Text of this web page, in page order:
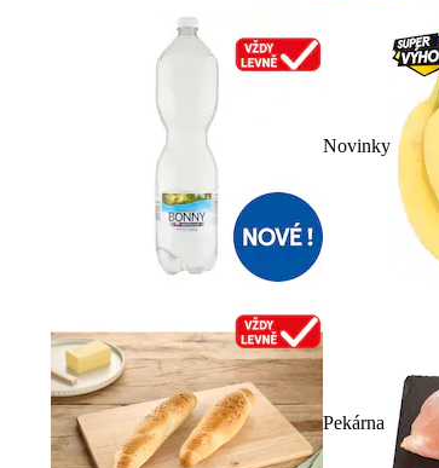
Novinky
Pekárna